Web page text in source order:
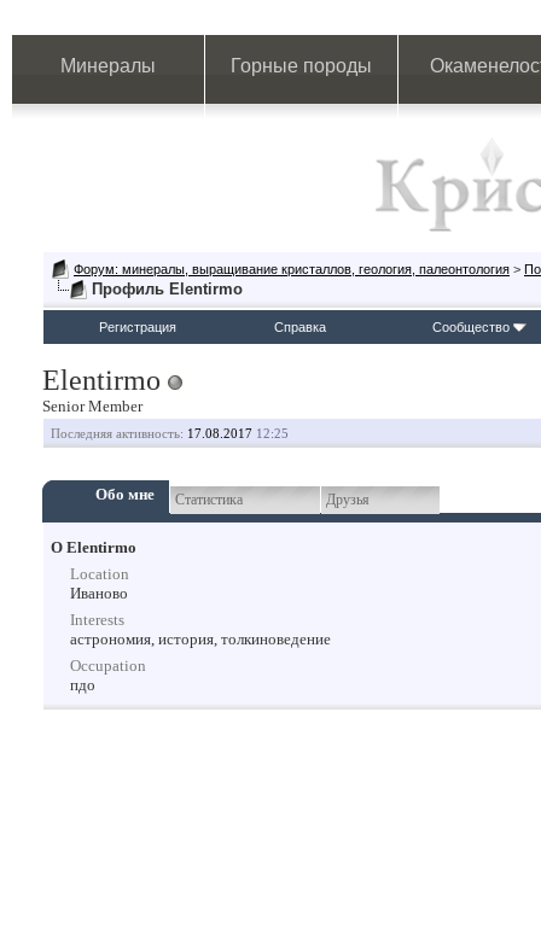
Минералы Горные породы
Форум: минералы, выращивание кристаллов, геология, палеонтология >
Профиль Elentirmo
Регистрация Справка Сообщество
Elentirmo
Senior Member
Последняя активность: 17.08.2017 12:25
Обо мне Статистика Друзья
О Elentirmo
Location
Иваново
Interests
астрономия, история, толкиноведение
Occupation
пдо